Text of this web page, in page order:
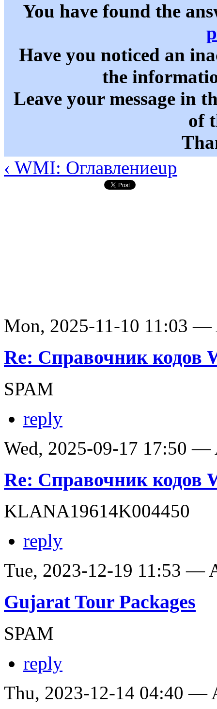
You have found the
Have you noticed an
the
Leave your message in
of
‹ WMI: Оглавлениеup
Mon, 2025-11-10 11:03 —
Re: Справочник кодов
SPAM
reply
Wed, 2025-09-17 17:50 —
Re: Справочник кодов
KLANA19614K004450
reply
Tue, 2023-12-19 11:53 —
Gujarat Tour Packages
SPAM
reply
Thu, 2023-12-14 04:40 —